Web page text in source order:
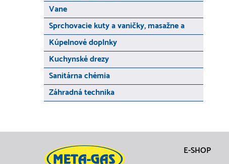
Vane
Sprchovacie kuty a vaničky, masažne a
Kúpelnové doplnky
Kuchynské drezy
Sanitárna chémia
Záhradná technika
E-SHOP